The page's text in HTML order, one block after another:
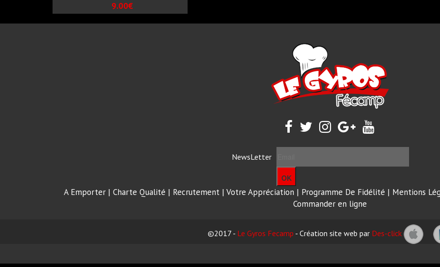
9.00€
NewsLetter
OK
A Emporter | Charte Qualité | Recrutement | Votre Appréciation | Programme De Fidélité | Mentions
Commander en ligne
©2017 - Le Gyros Fecamp - Création site web par Des-click